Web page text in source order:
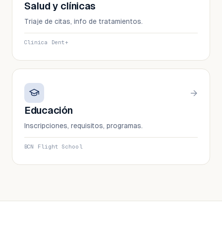
Salud y clínicas
Triaje de citas, info de tratamientos.
Clínica Dent+
→
Educación
Inscripciones, requisitos, programas.
BCN Flight School